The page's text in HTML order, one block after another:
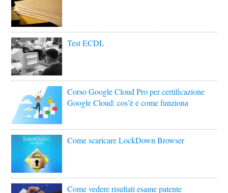
Test ECDL
Corso Google Cloud Pro per certificazione
Google Cloud: cos’è e come funziona
Come scaricare LockDown Browser
Come vedere risultati esame patente